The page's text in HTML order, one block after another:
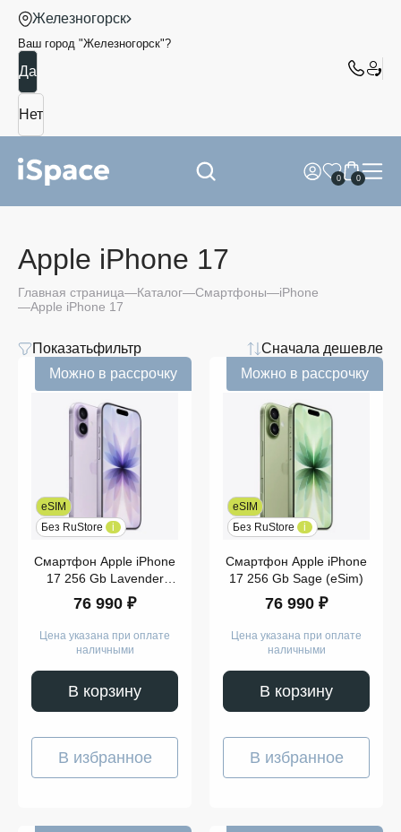
Железногорск
Ваш город "Железногорск"?
0 0
Apple iPhone 17
Главная страница Каталог Смартфоны
iPhone
Apple iPhone 17
Показатьфильтр
Сначала дешевле
Цена
Показать
Память
256
iPhone
Можно в рассрочку
Смартфон Apple iPhone
17 256 Gb Lavender
(eSim)
eSIM
Без RuStore
i
76 990 ₽
Цена указана при оплате
наличными
В корзину
В избранное
Можно в рассрочку
Смартфон Apple iPhone
17 256 Gb Sage (eSim)
eSIM
Без RuStore
i
76 990 ₽
Цена указана при оплате
наличными
В корзину
В избранное